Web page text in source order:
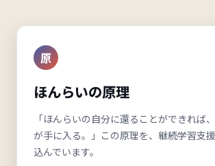
原
ほんらいの原理
「ほんらいの自分に還ることができれば
が手に入る。」この原理を、継続学習支
込んでいます。